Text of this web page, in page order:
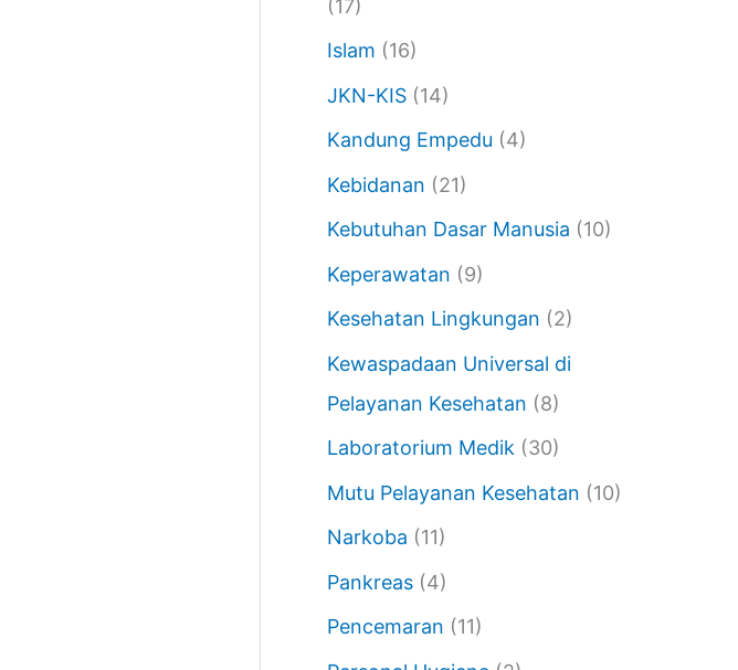
(17)
Islam (16)
JKN-KIS (14)
Kandung Empedu (4)
Kebidanan (21)
Kebutuhan Dasar Manusia (10)
Keperawatan (9)
Kesehatan Lingkungan (2)
Kewaspadaan Universal di
Pelayanan Kesehatan (8)
Laboratorium Medik (30)
Mutu Pelayanan Kesehatan (10)
Narkoba (11)
Pankreas (4)
Pencemaran (11)